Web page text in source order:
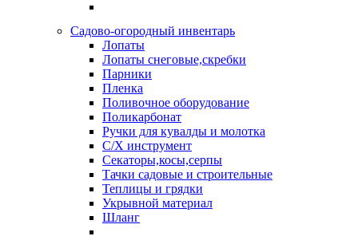
Садово-огородный инвентарь
Лопаты
Лопаты снеговые,скребки
Парники
Пленка
Поливочное оборудование
Поликарбонат
Ручки для кувалды и молотка
С/Х инструмент
Секаторы,косы,серпы
Тачки садовые и строительные
Теплицы и грядки
Укрывной материал
Шланг